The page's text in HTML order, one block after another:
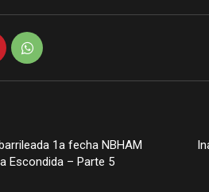
1a fecha NBHAM
Escondida – Parte 5